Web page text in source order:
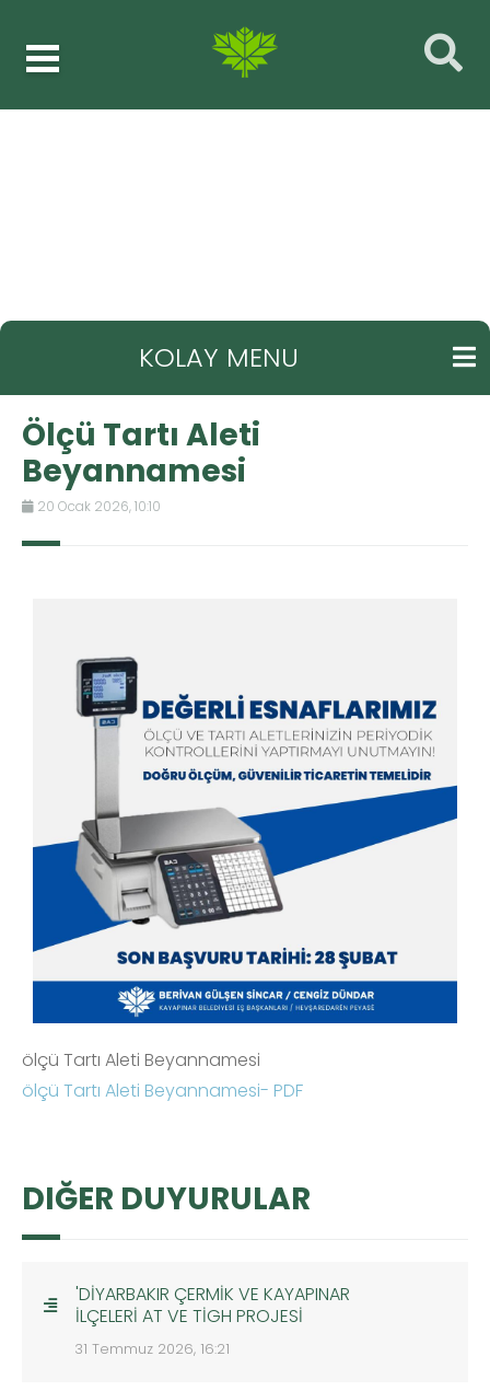
KOLAY MENU
Ölçü Tartı Aleti
Beyannamesi
20 Ocak 2026, 10:10
ölçü Tartı Aleti Beyannamesi
ölçü Tartı Aleti Beyannamesi- PDF
DIĞER DUYURULAR
'DİYARBAKIR ÇERMİK VE KAYAPINAR
İLÇELERİ AT VE TİGH PROJESİ
31 Temmuz 2026, 16:21